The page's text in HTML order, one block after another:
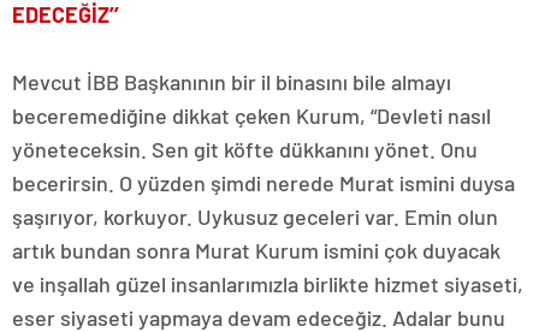
EDECEĞİZ’’
Mevcut İBB Başkanının bir il binasını bile almayı
beceremediğine dikkat çeken Kurum, “Devleti nasıl
yöneteceksin. Sen git köfte dükkanını yönet. Onu
becerirsin. O yüzden şimdi nerede Murat ismini duysa
şaşırıyor, korkuyor. Uykusuz geceleri var. Emin olun
artık bundan sonra Murat Kurum ismini çok duyacak
ve inşallah güzel insanlarımızla birlikte hizmet siyaseti,
eser siyaseti yapmaya devam edeceğiz. Adalar bunu